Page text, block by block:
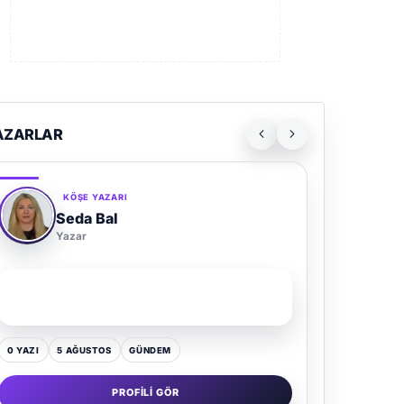
KÖŞE YAZARI
Seda Bal
Yazar
0 YAZI 5 AĞUSTOS GÜNDEM
PROFILI GÖR